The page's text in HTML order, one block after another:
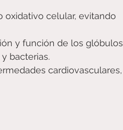
oxidativo celular, evitando
y función de los glóbulos
bacterias.
cardiovasculares,